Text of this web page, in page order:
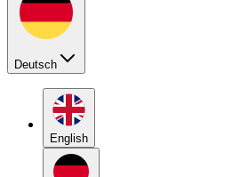
Deutsch
English